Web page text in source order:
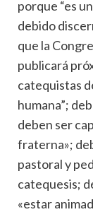
porque “es
debido
que la
publicará
catequistas
humana”;
deben ser
fraterna»;
pastoral y
catequesis;
«estar